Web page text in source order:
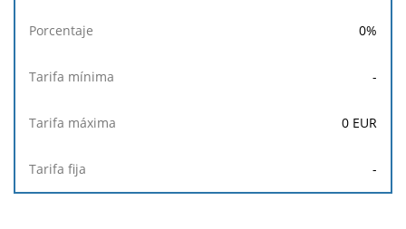
0%
-
0 EUR
-